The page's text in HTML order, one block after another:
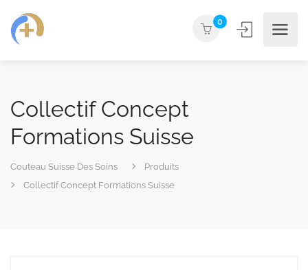
0
Collectif Concept
Formations Suisse
Couteau Suisse Des Soins
Produits
Collectif Concept Formations Suisse